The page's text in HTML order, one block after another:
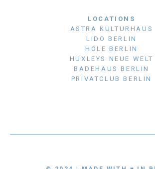
LOCATIONS
ASTRA KULTURHAUS
LIDO BERLIN
HOLE BERLIN
HUXLEYS NEUE WELT
BADEHAUS BERLIN
PRIVATCLUB BERLIN